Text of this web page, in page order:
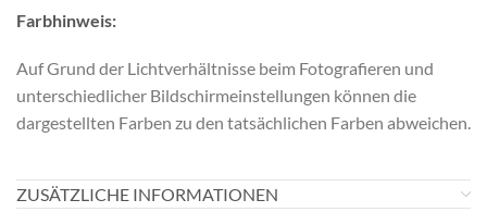
Farbhinweis:
Auf Grund der Lichtverhältnisse beim Fotografieren und
unterschiedlicher Bildschirmeinstellungen können die
dargestellten Farben zu den tatsächlichen Farben abweichen.
ZUSÄTZLICHE INFORMATIONEN